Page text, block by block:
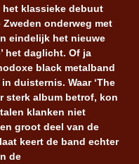
klassieke debuut
Zweden onderweg met
eindelijk het nieuwe
het daglicht. Of ja
black metalband
duisternis. Waar ‘The
sterk album betrof, kon
klanken niet
groot deel van de
keert de band echter
de